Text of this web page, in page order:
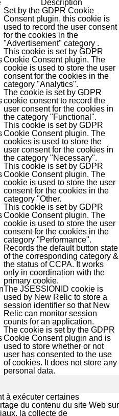
Description
Set by the GDPR Cookie
Consent plugin, this cookie is
used to record the user consent
for the cookies in the
"Advertisement" category .
This cookie is set by GDPR
Cookie Consent plugin. The
cookie is used to store the user
consent for the cookies in the
category "Analytics".
The cookie is set by GDPR
cookie consent to record the
user consent for the cookies in
the category "Functional".
This cookie is set by GDPR
Cookie Consent plugin. The
cookies is used to store the
user consent for the cookies in
the category "Necessary".
This cookie is set by GDPR
Cookie Consent plugin. The
cookie is used to store the user
consent for the cookies in the
category "Other.
This cookie is set by GDPR
Cookie Consent plugin. The
cookie is used to store the user
consent for the cookies in the
category "Performance".
Records the default button state
of the corresponding category &
the status of CCPA. It works
only in coordination with the
primary cookie.
The JSESSIONID cookie is
used by New Relic to store a
session identifier so that New
Relic can monitor session
counts for an application.
The cookie is set by the GDPR
Cookie Consent plugin and is
used to store whether or not
user has consented to the use
of cookies. It does not store any
personal data.
à exécuter certaines
du contenu du site Web sur
la collecte de